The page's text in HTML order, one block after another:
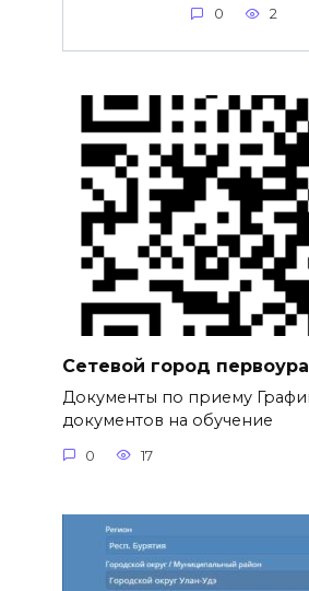
0 2
Сетевой город
Документы по приему
документов на обучение
0 17